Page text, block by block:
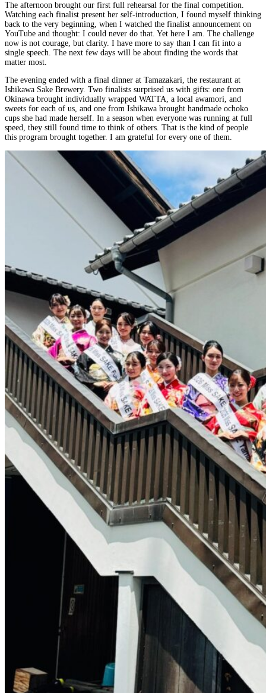
The afternoon brought our first full rehearsal for the final competition.
Watching each finalist present her self-introduction, I found myself thinking
back to the very beginning, when I watched the finalist announcement on
YouTube and thought: I could never do that. Yet here I am. The challenge
now is not courage, but clarity. I have more to say than I can fit into a
single speech. The next few days will be about finding the words that
matter most.
The evening ended with a final dinner at Tamazakari, the restaurant at
Ishikawa Sake Brewery. Two finalists surprised us with gifts: one from
Okinawa brought individually wrapped WATTA, a local awamori, and
sweets for each of us, and one from Ishikawa brought handmade ochoko
cups she had made herself. In a season when everyone was running at full
speed, they still found time to think of others. That is the kind of people
this program brought together. I am grateful for every one of them.